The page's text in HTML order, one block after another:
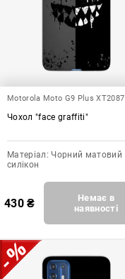
Motorola Moto G9 Plus XT2087
Чохол "face graffiti"
Матеріал: Чорний матовий
силікон
430₴
Немає в
наявності